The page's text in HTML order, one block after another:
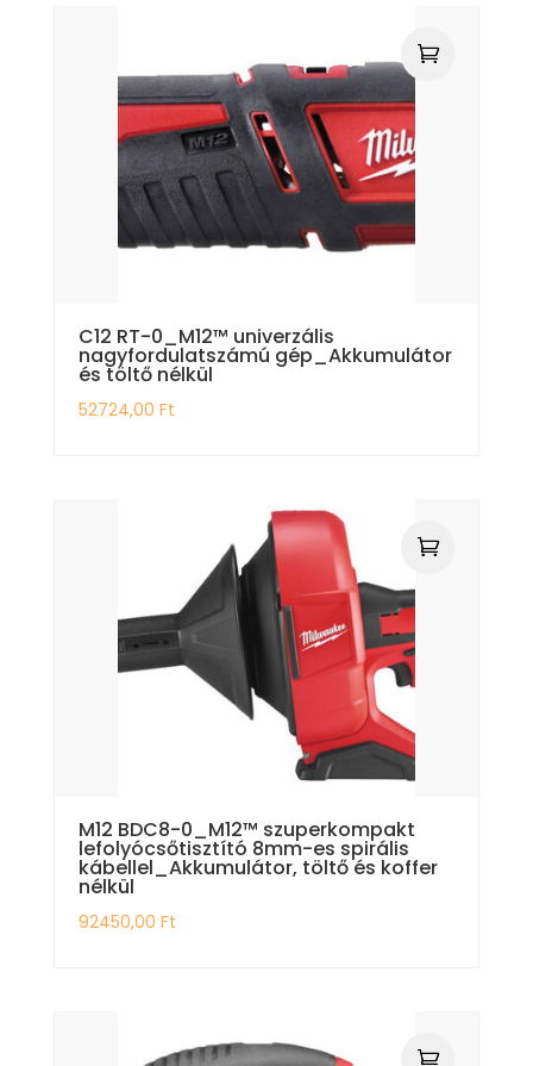
C12 RT-0_M12™ univerzális
nagyfordulatszámú gép_Akkumulátor
és töltő nélkül
52724,00 Ft
M12 BDC8-0_M12™ szuperkompakt
lefolyócsőtisztító 8mm-es spirális
kábellel_Akkumulátor, töltő és koffer
nélkül
92450,00 Ft